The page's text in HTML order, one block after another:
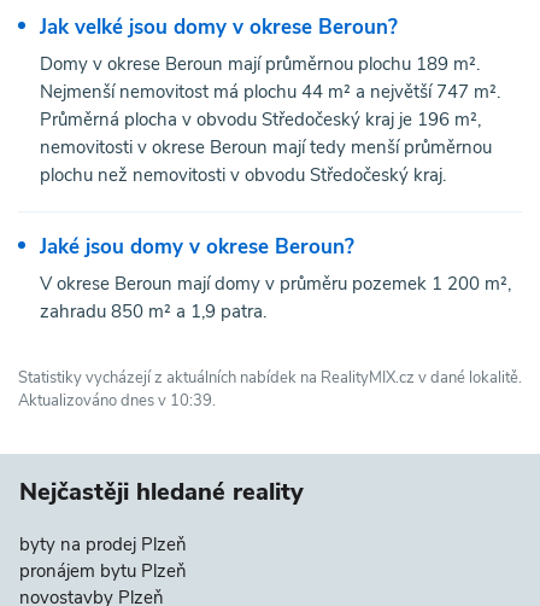
Jak velké jsou domy v okrese Beroun?
Domy v okrese Beroun mají průměrnou plochu 189 m².
Nejmenší nemovitost má plochu 44 m² a největší 747 m².
Průměrná plocha v obvodu Středočeský kraj je 196 m²,
nemovitosti v okrese Beroun mají tedy menší průměrnou
plochu než nemovitosti v obvodu Středočeský kraj.
Jaké jsou domy v okrese Beroun?
V okrese Beroun mají domy v průměru pozemek 1 200 m²,
zahradu 850 m² a 1,9 patra.
Statistiky vycházejí z aktuálních nabídek na RealityMIX.cz v dané lokalitě.
Aktualizováno dnes v 10:39.
Nejčastěji hledané reality
byty na prodej Plzeň
pronájem bytu Plzeň
novostavby Plzeň